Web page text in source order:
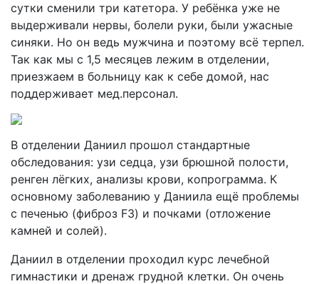
сутки сменили три катетора. У ребёнка уже не
выдерживали нервы, болели руки, были ужасные
синяки. Но он ведь мужчина и поэтому всё терпел.
Так как мы с 1,5 месяцев лежим в отделении,
приезжаем в больницу как к себе домой, нас
поддерживает мед.персонал.
В отделении Даниил прошол стандартные
обследования: узи седца, узи брюшной полости,
ренген лёгких, анализы крови, копрограмма. К
основному заболеванию у Даниила ещё проблемы
с печенью (фиброз F3) и почками (отложение
камней и солей).
Даниил в отделении проходил курс лечебной
гимнастики и дренаж грудной клетки. Он очень